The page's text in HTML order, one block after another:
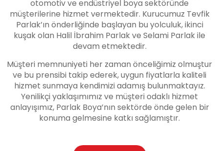
otomotiv ve endüstriyel boya sektöründe
müşterilerine hizmet vermektedir. Kurucumuz Tevfik
Parlak’ın önderliğinde başlayan bu yolculuk, ikinci
kuşak olan Halil İbrahim Parlak ve Selami Parlak ile
devam etmektedir.
Müşteri memnuniyeti her zaman önceliğimiz olmuştur
ve bu prensibi takip ederek, uygun fiyatlarla kaliteli
hizmet sunmaya kendimizi adamış bulunmaktayız.
Yenilikçi yaklaşımımız ve müşteri odaklı hizmet
anlayışımız, Parlak Boya’nın sektörde önde gelen bir
konuma gelmesine katkı sağlamıştır.